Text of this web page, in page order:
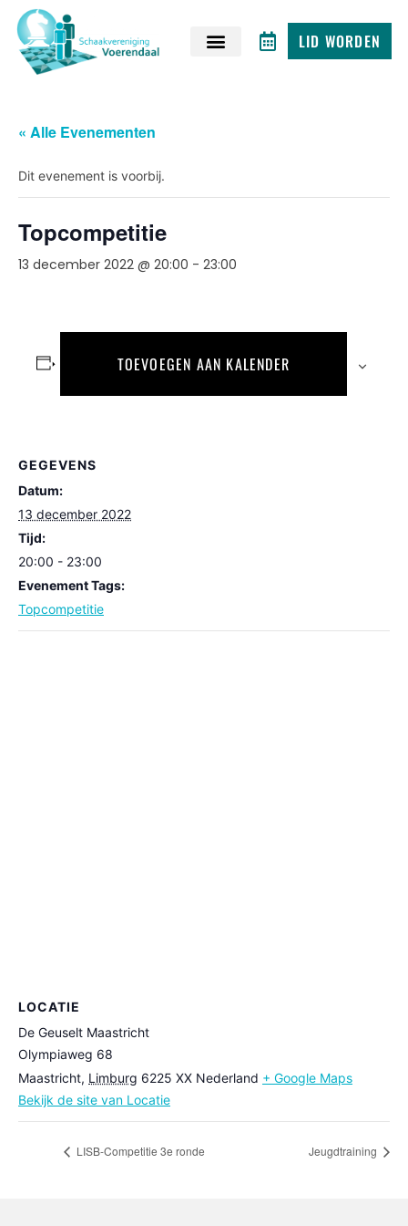
LID WORDEN
« Alle Evenementen
Dit evenement is voorbij.
Topcompetitie
13 december 2022 @ 20:00 - 23:00
TOEVOEGEN AAN KALENDER
GEGEVENS
Datum:
13 december 2022
Tijd:
20:00 - 23:00
Evenement Tags:
Topcompetitie
LOCATIE
De Geuselt Maastricht
Olympiaweg 68
Maastricht, Limburg 6225 XX Nederland + Google Maps
Bekijk de site van Locatie
LISB-Competitie 3e ronde Jeugdtraining